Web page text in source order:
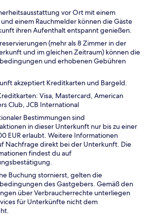
vor Ort mit einem
einem Rauchmelder können die Gäste
ihren Aufenthalt entspannt genießen.
(mehr als 8 Zimmer in der
und im gleichen Zeitraum) können die
und erhobenen Gebühren
akzeptiert Kreditkarten und Bargeld.
Visa, Mastercard, American
Club, JCB International
Bestimmungen sind
in dieser Unterkunft nur bis zu einer
EUR erlaubt. Weitere Informationen
Nachfrage direkt bei der Unterkunft. Die
findest du auf
Buchung stornierst, gelten die
des Gastgebers. Gemäß den
über Verbraucherrechte unterliegen
für Unterkünfte nicht dem